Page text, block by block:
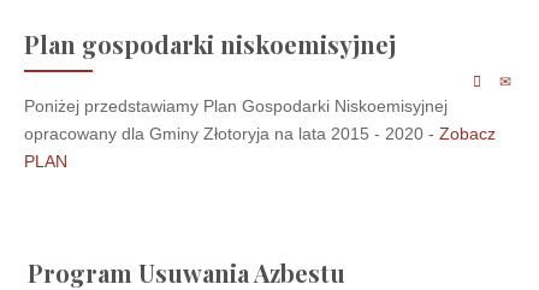
Plan gospodarki niskoemisyjnej
Poniżej przedstawiamy Plan Gospodarki Niskoemisyjnej
opracowany dla Gminy Złotoryja na lata 2015 - 2020 - Zobacz
PLAN
Program Usuwania Azbestu